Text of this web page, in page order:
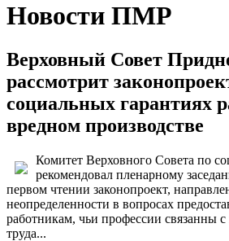
Новости ПМР
Верховный Совет
рассмотрит
социальных гарантиях
вредном производстве
Комитет Верховного Совета по
рекомендовал пленарному
первом чтении законопроект,
неопределенности в вопросах
работникам, чьи профессии связанны
труда...